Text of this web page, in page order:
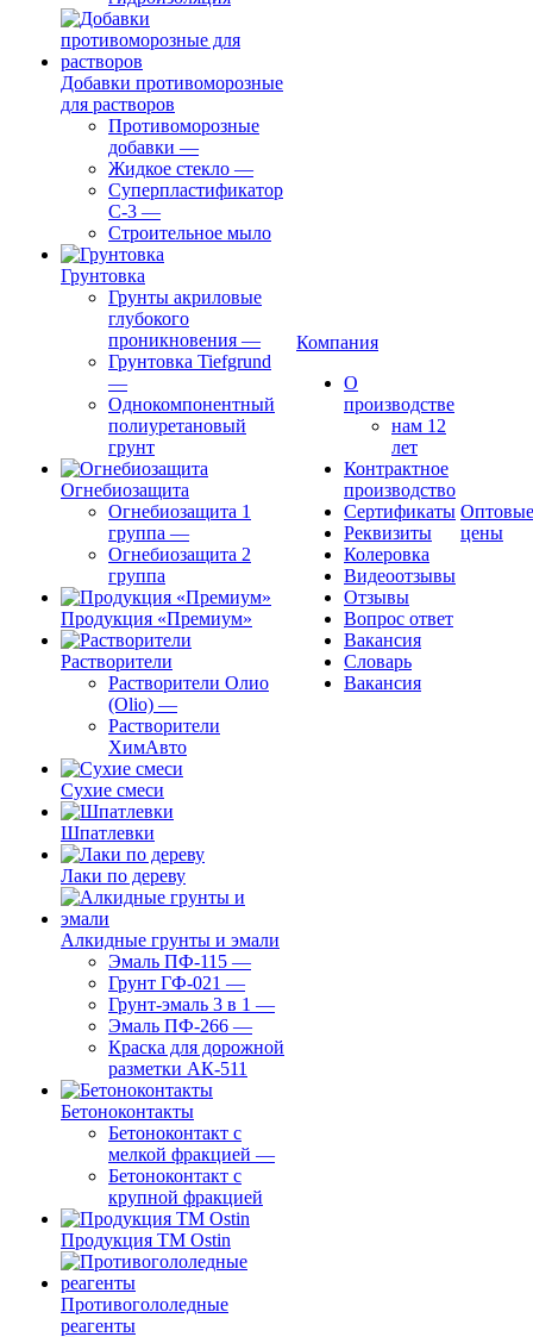
Добавки противоморозные
для растворов
Противоморозные
добавки —
Жидкое стекло —
Суперпластификатор
С-3 —
Строительное мыло
Грунтовка
Грунты акриловые
глубокого
проникновения —
Грунтовка Tiefgrund
—
Однокомпонентный
полиуретановый
грунт
Огнебиозащита
Огнебиозащита 1
группа —
Огнебиозащита 2
группа
Продукция «Премиум»
Растворители
Растворители Олио
(Olio) —
Растворители
ХимАвто
Сухие смеси
Шпатлевки
Лаки по дереву
Алкидные грунты и эмали
Эмаль ПФ-115 —
Грунт ГФ-021 —
Грунт-эмаль 3 в 1 —
Эмаль ПФ-266 —
Краска для дорожной
разметки АК-511
Бетоноконтакты
Бетоноконтакт с
мелкой фракцией —
Бетоноконтакт с
крупной фракцией
Продукция ТМ Ostin
Противогололедные
реагенты
Компания
О
производстве
нам 12
лет
Контрактное
производство
Сертификаты
Реквизиты
Колеровка
Видеоотзывы
Отзывы
Вопрос ответ
Вакансия
Словарь
Вакансия
Оптовые
цены